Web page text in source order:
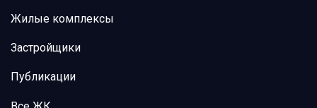
Жилые комплексы
Застройщики
Публикации